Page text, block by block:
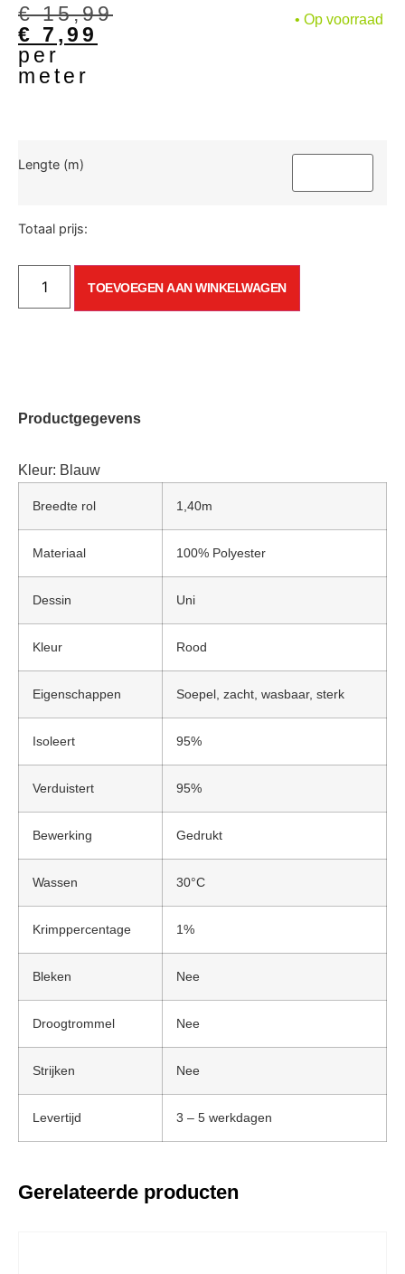
€15,99
€ 7,99
per
meter
• Op voorraad
Lengte (m)
Totaal prijs:
TOEVOEGEN AAN WINKELWAGEN
Productgegevens
Kleur: Blauw
Breedte rol 1,40m
Materiaal 100% Polyester
Dessin Uni
Kleur Rood
Eigenschappen Soepel, zacht, wasbaar, sterk
Isoleert 95%
Verduistert 95%
Bewerking Gedrukt
Wassen 30°C
Krimppercentage 1%
Bleken Nee
Droogtrommel Nee
Strijken Nee
Levertijd 3 – 5 werkdagen
Gerelateerde producten